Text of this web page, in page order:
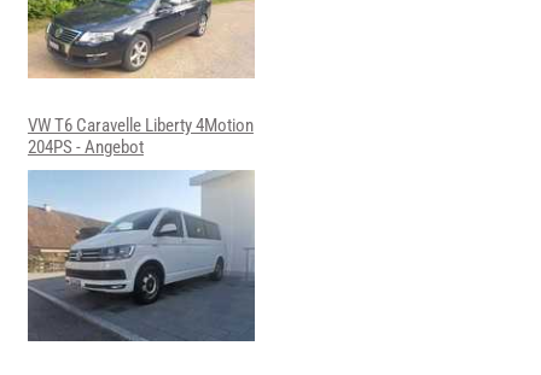
VW T6 Caravelle Liberty 4Motion
204PS - Angebot